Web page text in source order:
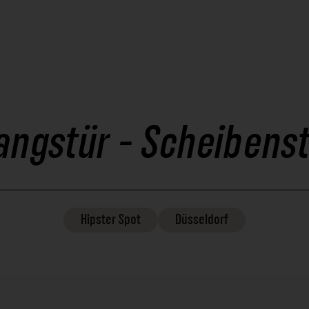
-
HipsterSpot Düsseldorf